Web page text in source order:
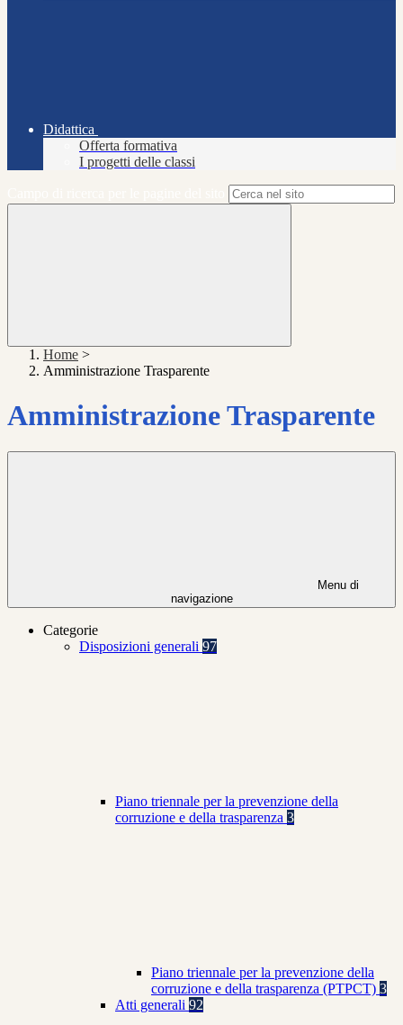
Didattica
Offerta formativa
I progetti delle classi
Home >
Amministrazione Trasparente
Amministrazione Trasparente
Menu di
navigazione
Categorie
Disposizioni generali 97
Piano triennale per la prevenzione della
corruzione e della trasparenza 3
Piano triennale per la prevenzione della
corruzione e della trasparenza (PTPCT) 3
Atti generali 92